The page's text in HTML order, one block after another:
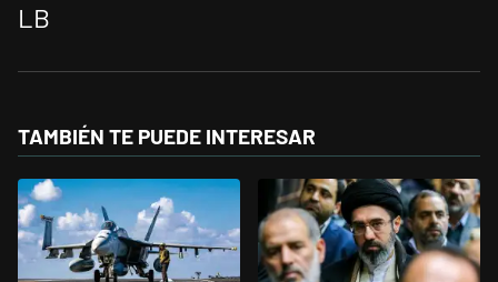
LB
TAMBIÉN TE PUEDE INTERESAR